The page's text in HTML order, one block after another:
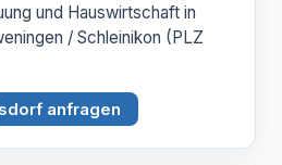
und Hauswirtschaft in
/ Schleinikon (PLZ
anfragen